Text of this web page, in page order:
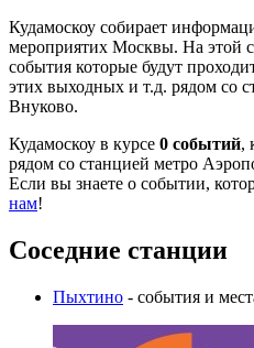
Кудамоскоу собирает
мероприятих Москвы. На этой
события которые будут
этих выходных и т.д. рядом со
Внуково.
Кудамоскоу в курсе 0 событий,
рядом со станцией метро
Если вы знаете о событии,
нам!
Соседние станции
Пыхтино - события и